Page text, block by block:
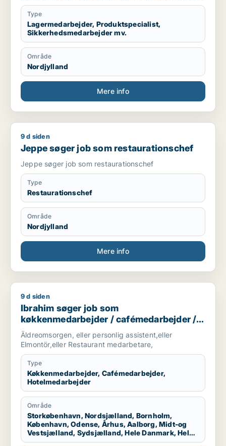
kan beviser at jeg er gode medarbejder......
Type
Lagermedarbejder, Produktspecialist,
Sikkerhedsmedarbejder mv.
Område
Nordjylland
Mere info
Jeppe søger job som restaurationschef
9 d siden
Jeppe søger job som restaurationschef
Jeppe søger job som restaurationschef
Type
Restaurationschef
Område
Nordjylland
Mere info
Ibrahim søger job som køkkenmedarbejder /
9 d siden
Ibrahim søger job som
køkkenmedarbejder / cafémedarbejder /
hotelmedarbejder
Äldreomsorgen, eller personlig assistent,eller
Elmontör,eller Restaurant medarbetare,
Type
Køkkenmedarbejder, Cafémedarbejder,
Hotelmedarbejder
Område
Storkøbenhavn, Nordsjælland, Bornholm,
København, Odense, Århus, Aalborg, Midt-og
Vestsjælland, Sydsjælland, Hele Danmark, Hele
Sjælland, Hele Jylland, Vestjylland